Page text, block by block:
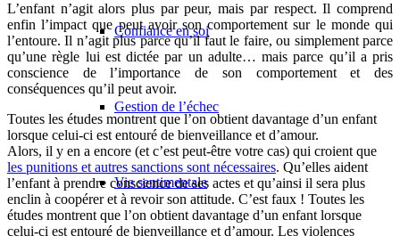
Confiance en soi
Gestion de l’échec
Vie sentimentale
L’enfant n’agit alors plus par peur, mais par respect. Il comprend
enfin l’impact que peut avoir son comportement sur le monde qui
l’entoure. Il n’agit plus parce qu’il faut le faire, ou simplement parce
qu’une règle lui est dictée par un adulte… mais parce qu’il a pris
conscience de l’importance de son comportement et des
conséquences qu’il peut avoir.
Toutes les études montrent que l’on obtient davantage d’un enfant
lorsque celui-ci est entouré de bienveillance et d’amour.
Alors, il y en a encore (et c’est peut-être votre cas) qui croient que
les punitions et autres sanctions sont nécessaires. Qu’elles aident
l’enfant à prendre conscience de ses actes et qu’ainsi il sera plus
enclin à coopérer et à revoir son attitude. C’est faux ! Toutes les
études montrent que l’on obtient davantage d’un enfant lorsque
celui-ci est entouré de bienveillance et d’amour. Les violences